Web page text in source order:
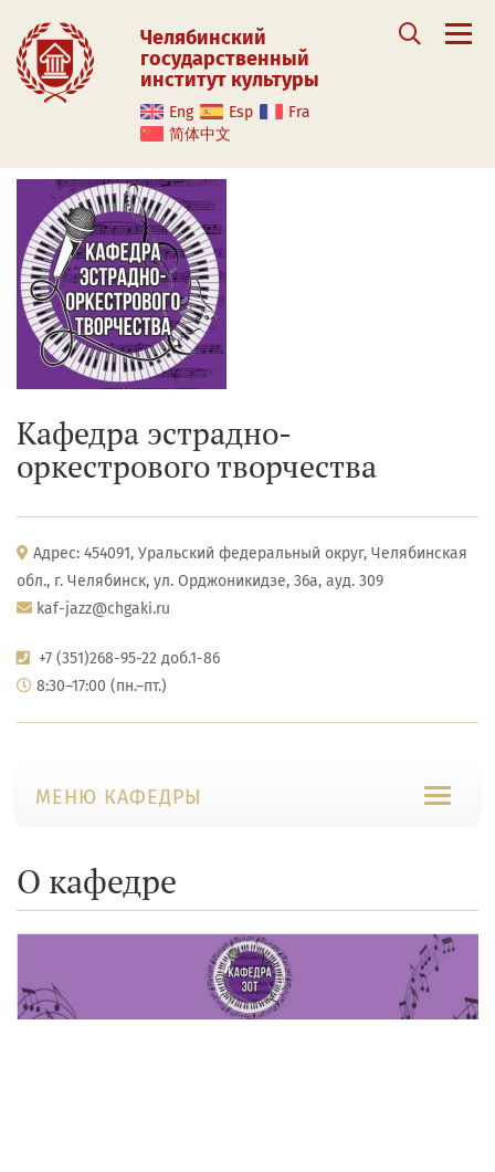
Челябинский
государственный
институт культуры
Eng Esp
Fra
简体中文
Кафедра эстрадно-
оркестрового творчества
Адрес: 454091, Уральский федеральный округ, Челябинская
обл., г. Челябинск, ул. Орджоникидзе, 36а, ауд. 309
kaf-jazz@chgaki.ru
+7 (351)268-95-22 доб.1-86
8:30–17:00 (пн.–пт.)
МЕНЮ КАФЕДРЫ
О кафедре